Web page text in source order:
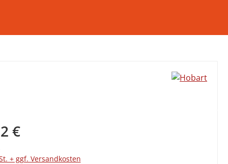
€
+ ggf. Versandkosten